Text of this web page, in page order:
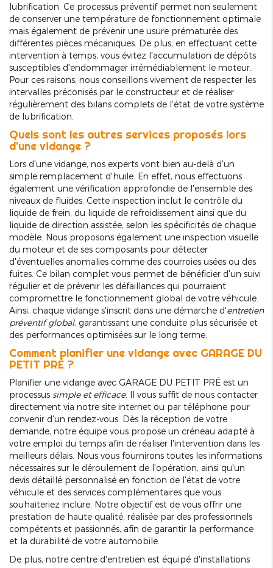
lubrification. Ce processus préventif permet non seulement
de conserver une température de fonctionnement optimale
mais également de prévenir une usure prématurée des
différentes pièces mécaniques. De plus, en effectuant cette
intervention à temps, vous évitez l'accumulation de dépôts
susceptibles d'endommager irrémédiablement le moteur.
Pour ces raisons, nous conseillons vivement de respecter les
intervalles préconisés par le constructeur et de réaliser
régulièrement des bilans complets de l'état de votre système
de lubrification.
Quels sont les autres services proposés lors
d'une vidange ?
Lors d'une vidange, nos experts vont bien au-delà d'un
simple remplacement d'huile. En effet, nous effectuons
également une vérification approfondie de l'ensemble des
niveaux de fluides. Cette inspection inclut le contrôle du
liquide de frein, du liquide de refroidissement ainsi que du
liquide de direction assistée, selon les spécificités de chaque
modèle. Nous proposons également une inspection visuelle
du moteur et de ses composants pour détecter
d'éventuelles anomalies comme des courroies usées ou des
fuites. Ce bilan complet vous permet de bénéficier d'un suivi
régulier et de prévenir les défaillances qui pourraient
compromettre le fonctionnement global de votre véhicule.
Ainsi, chaque vidange s'inscrit dans une démarche d'entretien
préventif global, garantissant une conduite plus sécurisée et
des performances optimisées sur le long terme.
Comment planifier une vidange avec GARAGE DU
PETIT PRÉ ?
Planifier une vidange avec GARAGE DU PETIT PRÉ est un
processus simple et efficace. Il vous suffit de nous contacter
directement via notre site internet ou par téléphone pour
convenir d'un rendez-vous. Dès la réception de votre
demande, notre équipe vous propose un créneau adapté à
votre emploi du temps afin de réaliser l'intervention dans les
meilleurs délais. Nous vous fournirons toutes les informations
nécessaires sur le déroulement de l'opération, ainsi qu'un
devis détaillé personnalisé en fonction de l'état de votre
véhicule et des services complémentaires que vous
souhaiteriez inclure. Notre objectif est de vous offrir une
prestation de haute qualité, réalisée par des professionnels
compétents et passionnés, afin de garantir la performance
et la durabilité de votre automobile.
De plus, notre centre d'entretien est équipé d'installations